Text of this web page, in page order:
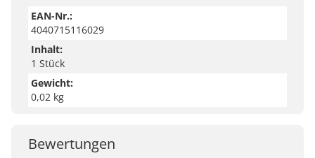
EAN-Nr.:
4040715116029
Inhalt:
1 Stück
Gewicht:
0,02 kg
Bewertungen